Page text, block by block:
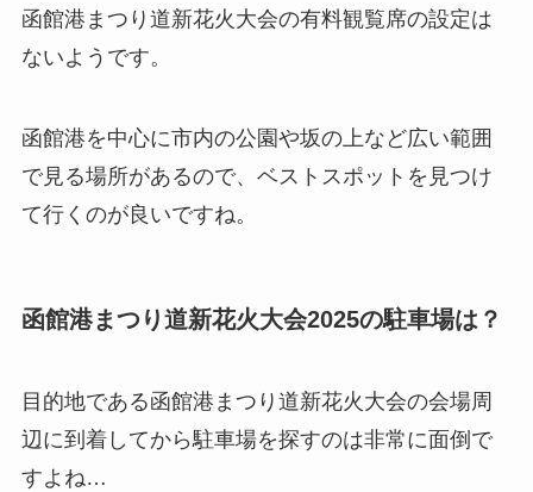
函館港まつり道新花火大会の有料観覧席の設定は
ないようです。
函館港を中心に市内の公園や坂の上など広い範囲
で見る場所があるので、ベストスポットを見つけ
て行くのが良いですね。
函館港まつり道新花火大会2025の駐車場は？
目的地である函館港まつり道新花火大会の会場周
辺に到着してから駐車場を探すのは非常に面倒で
すよね…